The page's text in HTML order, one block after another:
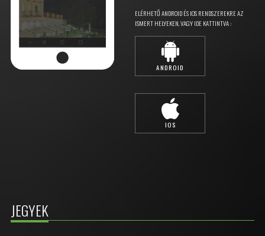
JEGYEK
ELÉRHETŐ ANDROID ÉS IOS RENDSZEREKRE AZ
ISMERT HELYEKEN, VAGY IDE KATTINTVA :
ANDROID
IOS